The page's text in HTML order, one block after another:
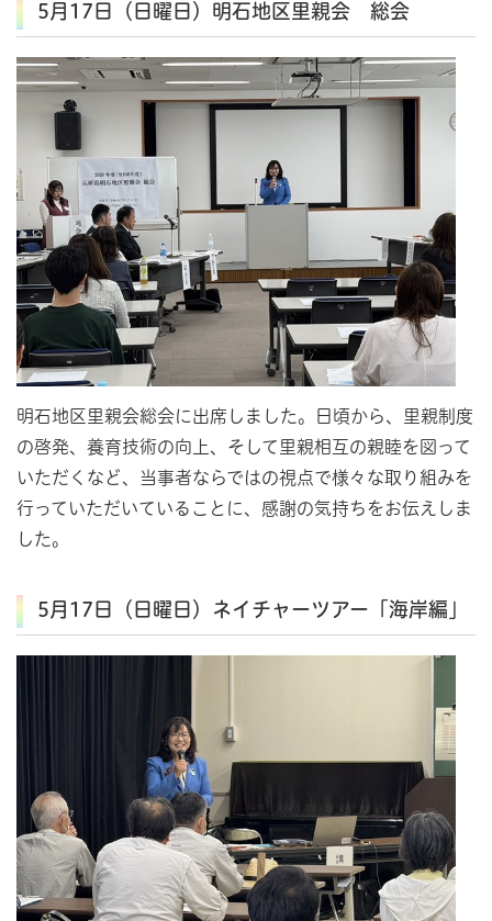
5月17日（日曜日）明石地区里親会 総会
明石地区里親会総会に出席しました。日頃から、里親制度
の啓発、養育技術の向上、そして里親相互の親睦を図って
いただくなど、当事者ならではの視点で様々な取り組みを
行っていただいていることに、感謝の気持ちをお伝えしま
した。
5月17日（日曜日）ネイチャーツアー「海岸編」